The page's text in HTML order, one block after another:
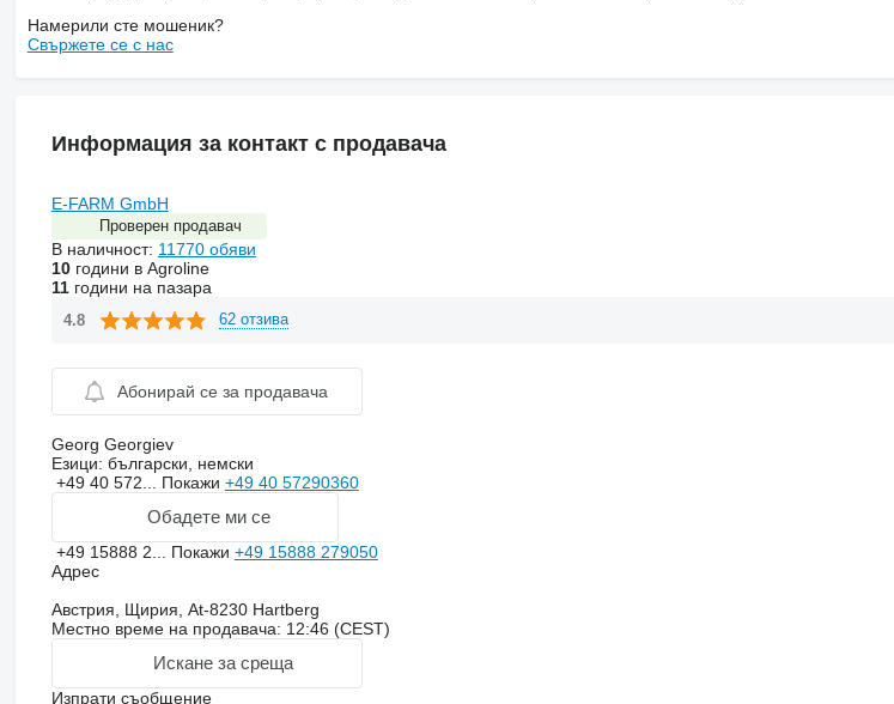
Намерили сте мошеник?
Свържете се с нас
Информация за контакт с продавача
E-FARM GmbH
Проверен продавач
В наличност: 11770 обяви
10години в Agroline
11години на пазара
4.8 62 отзива
Абонирай се за продавача
Georg Georgiev
Езици: български, немски
+49 40 572... Покажи +49 40 57290360
Обадете ми се
+49 15888 2... Покажи +49 15888 279050
Адрес
Австрия, Щирия, At-8230 Hartberg
Местно време на продавача: 12:46 (CEST)
Искане за среща
Изпрати съобщение